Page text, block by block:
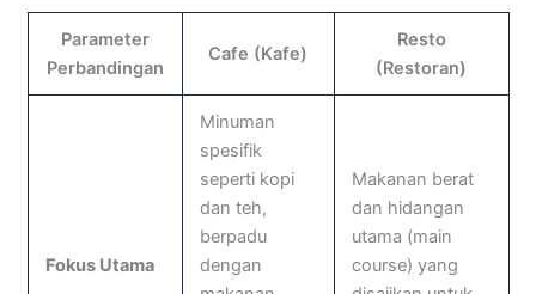
Parameter
Perbandingan
Cafe (Kafe)
Resto
(Restoran)
Fokus Utama
Minuman
spesifik
seperti kopi
dan teh,
berpadu
dengan
Makanan berat
dan hidangan
utama (main
course) yang